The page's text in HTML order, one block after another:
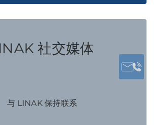
社交媒体
与 LINAK 保持联系